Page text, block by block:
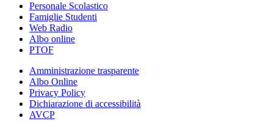
Personale Scolastico
Famiglie Studenti
Web Radio
Albo online
PTOF
Amministrazione trasparente
Albo Online
Privacy Policy
Dichiarazione di accessibilità
AVCP